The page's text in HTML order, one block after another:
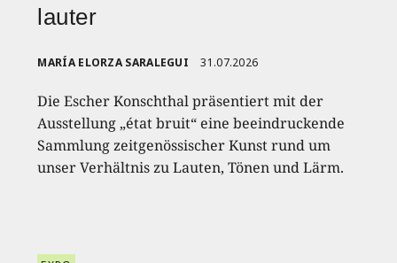
lauter
MARÍA ELORZA SARALEGUI 31.07.2026
Die Escher Konschthal präsentiert mit der
Ausstellung „état bruit“ eine beeindruckende
Sammlung zeitgenössischer Kunst rund um
unser Verhältnis zu Lauten, Tönen und Lärm.